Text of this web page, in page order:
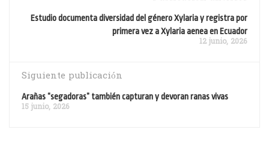
Estudio documenta diversidad del género Xylaria y registra por
primera vez a Xylaria aenea en Ecuador
12 junio, 2026
Siguiente publicación
Arañas “segadoras” también capturan y devoran ranas vivas
15 junio, 2026